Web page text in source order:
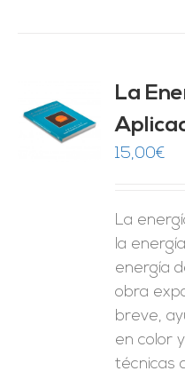
La
15,00€
La
la
energía
obra
breve,
en color
técnicas